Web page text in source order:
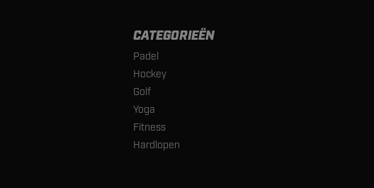
CATEGORIEËN
Padel
Hockey
Golf
Yoga
Fitness
Hardlopen